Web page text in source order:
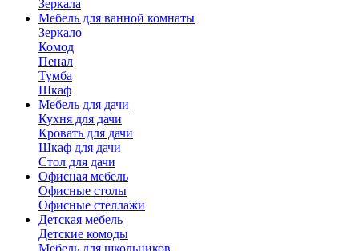
Зеркала
Мебель для ванной комнаты
Зеркало
Комод
Пенал
Тумба
Шкаф
Мебель для дачи
Кухня для дачи
Кровать для дачи
Шкаф для дачи
Стол для дачи
Офисная мебель
Офисные столы
Офисные стеллажи
Детская мебель
Детские комоды
Мебель для школьников